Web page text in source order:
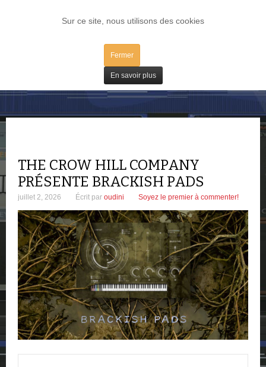
Sur ce site, nous utilisons des cookies
Fermer
En savoir plus
LOG IN
THE CROW HILL COMPANY
PRÉSENTE BRACKISH PADS
juillet 2, 2026 Écrit par oudini Soyez le premier à commenter!